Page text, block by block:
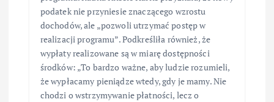
podatek nie przyniesie znaczącego wzrostu
dochodów, ale „pozwoli utrzymać postęp w
realizacji programu”. Podkreśliła również, że
wypłaty realizowane są w miarę dostępności
środków: „To bardzo ważne, aby ludzie rozumieli,
że wypłacamy pieniądze wtedy, gdy je mamy. Nie
chodzi o wstrzymywanie płatności, lecz o